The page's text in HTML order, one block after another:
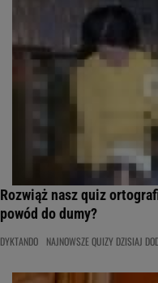
Rozwiąż nasz quiz
powód do dumy?
DYKTANDO NAJNOWSZE QUIZY DZISIAJ